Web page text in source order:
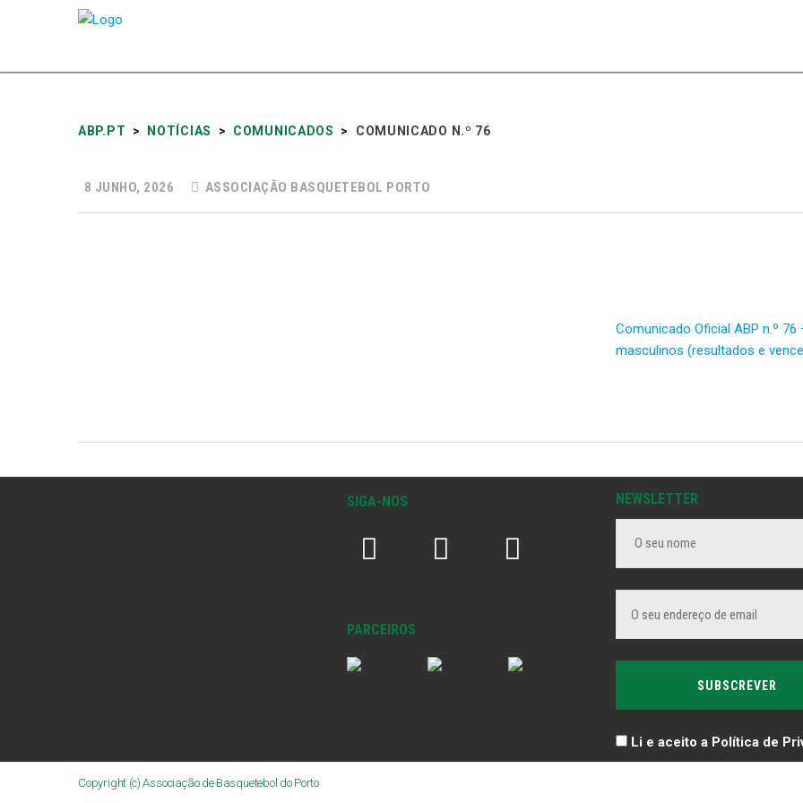
ABP.PT > NOTÍCIAS > COMUNICADOS > COMUNICADO N.º 76
8 JUNHO, 2026 ASSOCIAÇÃO BASQUETEBOL PORTO
Comunicado Oficial ABP n.º
masculinos (resultados e
SIGA-NOS
PARCEIROS
NEWSLETTER
Li e aceito a Política de
Copyright (c) Associação de Basquetebol do Porto